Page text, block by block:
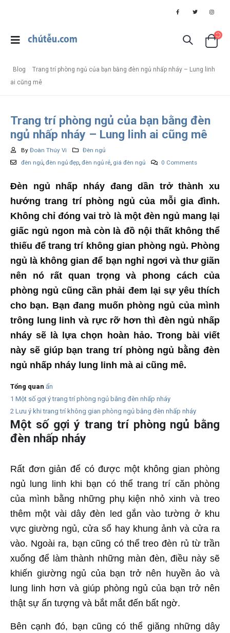
Blog
Trang trí phòng ngủ của bạn bằng đèn ngủ nhấp nháy – Lung linh
ai cũng mê
Trang trí phòng ngủ của bạn bằng đèn
ngủ nhấp nháy – Lung linh ai cũng mê
By Đoàn Thúy Vi
Đèn ngủ
đèn ngủ, đèn ngủ đẹp, đèn ngủ rẻ, giá đèn ngủ 0 Comments
Đèn ngủ nhấp nháy đang dần trở thành xu
hướng trang trí phòng ngủ của mỗi gia đình.
Không chỉ đóng vai trò là một đèn ngủ mang lại
giấc ngủ ngon mà còn là đồ nội thất không thể
thiếu để trang trí không gian phòng ngủ. Phòng
ngủ là không gian để bạn nghỉ ngơi và thư giãn
nên nó rất quan trọng và phong cách của
phòng ngủ cũng cần phải đem lại sự yêu thích
cho bạn. Bạn đang muốn phòng ngủ của mình
trông lung linh và rực rỡ hơn thì đèn ngủ nhấp
nháy sẽ là lựa chọn hoàn hảo. Trong bài viết
này sẽ giúp bạn trang trí phòng ngủ bằng đèn
ngủ nhấp nháy lung linh mà ai cũng mê.
Tổng quan ẩn
1 Một số gợi ý trang trí phòng ngủ bằng đèn nhấp nháy
2 Lưu ý khi trang trí không gian phòng ngủ bằng đèn nhấp nháy
Một số gợi ý trang trí phòng ngủ bằng
đèn nhấp nháy
Rất đơn giản để có được một không gian phòng
ngủ lung linh khi bạn có thể trang trí căn phòng
của mình bằng những phụ kiện nhỏ xinh và treo
thêm một vài dây đèn led gắn vào tường ở khu
vực giường ngủ, cửa sổ hay khung ảnh và cửa ra
vào. Ngoài ra, bạn cũng có thể treo đèn rủ từ trần
xuống để làm thành những màn đèn, điều này sẽ
khiến giường ngủ của bạn trở nên huyền ảo và
lung linh hơn và giúp phòng ngủ của bạn trở nên
thật sự ấn tượng và bắt mắt đến bất ngờ.
Bên cạnh đó, bạn cũng có thể giăng những dây